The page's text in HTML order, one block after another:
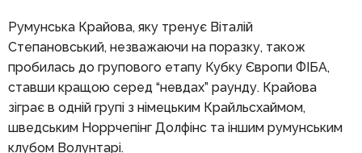
Румунська Крайова, яку тренує Віталій
Степановський, незважаючи на поразку, також
пробилась до групового етапу Кубку Європи ФІБА,
ставши кращою серед “невдах” раунду. Крайова
зіграє в одній групі з німецьким Крайльсхаймом,
шведським Норрчепінг Долфінс та іншим румунським
клубом Волунтарі.